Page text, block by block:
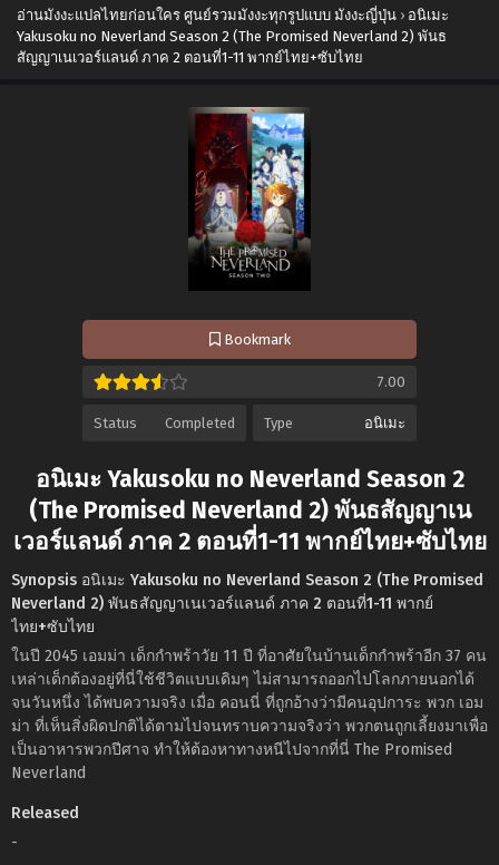
อ่านมังงะแปลไทยก่อนใคร ศูนย์รวมมังงะทุกรูปแบบ มังงะญี่ปุ่น › อนิเมะ
Yakusoku no Neverland Season 2 (The Promised Neverland 2) พันธ
สัญญาเนเวอร์แลนด์ ภาค 2 ตอนที่1-11 พากย์ไทย+ซับไทย
Bookmark
7.00
Status Completed Type อนิเมะ
อนิเมะ Yakusoku no Neverland Season 2
(The Promised Neverland 2) พันธสัญญาเน
เวอร์แลนด์ ภาค 2 ตอนที่1-11 พากย์ไทย+ซับไทย
Synopsis อนิเมะ Yakusoku no Neverland Season 2 (The Promised
Neverland 2) พันธสัญญาเนเวอร์แลนด์ ภาค 2 ตอนที่1-11 พากย์
ไทย+ซับไทย
ในปี 2045 เอมม่า เด็กกำพร้าวัย 11 ปี ที่อาศัยในบ้านเด็กกำพร้าอีก 37 คน
เหล่าเด็กต้องอยู่ที่นี่ใช้ชีวิตแบบเดิมๆ ไม่สามารถออกไปโลกภายนอกได้
จนวันหนึ่ง ได้พบความจริง เมื่อ คอนนี่ ที่ถูกอ้างว่ามีคนอุปการะ พวก เอม
ม่า ที่เห็นสิ่งผิดปกติได้ตามไปจนทราบความจริงว่า พวกตนถูกเลี้ยงมาเพื่อ
เป็นอาหารพวกปีศาจ ทำให้ต้องหาทางหนีไปจากที่นี่ The Promised
Neverland
Released
-